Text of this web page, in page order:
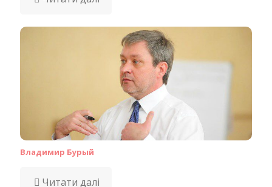
Владимир Бурый
Читати далі